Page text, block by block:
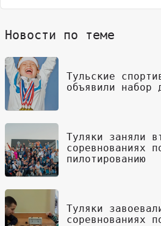
Новости по теме
Тульские
объявили набор
Туляки заняли
соревнованиях
пилотированию
Туляки
соревнованиях